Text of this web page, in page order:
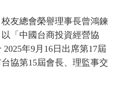
總會榮譽理事長曾鴻鍊
「中國台商投資經營協
年9月16日出席第17屆
協第15屆會長、理監事交